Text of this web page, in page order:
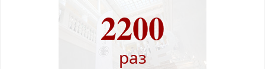
2200
раз